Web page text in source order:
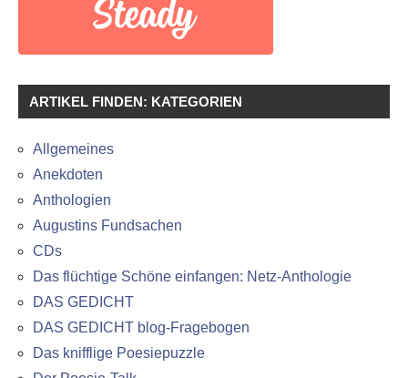
ARTIKEL FINDEN: KATEGORIEN
Allgemeines
Anekdoten
Anthologien
Augustins Fundsachen
CDs
Das flüchtige Schöne einfangen: Netz-Anthologie
DAS GEDICHT
DAS GEDICHT blog-Fragebogen
Das knifflige Poesiepuzzle